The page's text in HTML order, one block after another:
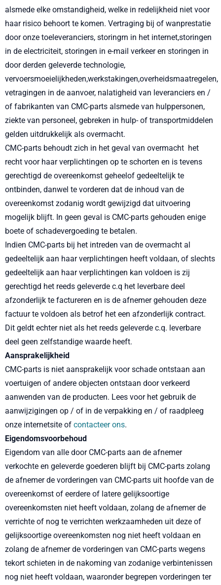
alsmede elke omstandigheid, welke in redelijkheid niet voor
haar risico behoort te komen. Vertraging bij of wanprestatie
door onze toeleveranciers, storingrn in het internet,storingen
in de electriciteit, storingen in e-mail verkeer en storingen in
door derden geleverde technologie,
vervoersmoeielijkheden,werkstakingen,overheidsmaatregelen,
vetragingen in de aanvoer, nalatigheid van leveranciers en /
of fabrikanten van CMC-parts alsmede van hulppersonen,
ziekte van personeel, gebreken in hulp- of transportmiddelen
gelden uitdrukkelijk als overmacht.
CMC-parts behoudt zich in het geval van overmacht het
recht voor haar verplichtingen op te schorten en is tevens
gerechtigd de overeenkomst geheelof gedeeltelijk te
ontbinden, danwel te vorderen dat de inhoud van de
overeenkomst zodanig wordt gewijzigd dat uitvoering
mogelijk blijft. In geen geval is CMC-parts gehouden enige
boete of schadevergoeding te betalen.
Indien CMC-parts bij het intreden van de overmacht al
gedeeltelijk aan haar verplichtingen heeft voldaan, of slechts
gedeeltelijk aan haar verplichtingen kan voldoen is zij
gerechtigd het reeds geleverde c.q het leverbare deel
afzonderlijk te factureren en is de afnemer gehouden deze
factuur te voldoen als betrof het een afzonderlijk contract.
Dit geldt echter niet als het reeds geleverde c.q. leverbare
deel geen zelfstandige waarde heeft.
Aansprakelijkheid
CMC-parts is niet aansprakelijk voor schade ontstaan aan
voertuigen of andere objecten ontstaan door verkeerd
aanwenden van de producten. Lees voor het gebruik de
aanwijzigingen op / of in de verpakking en / of raadpleeg
onze internetsite of contacteer ons.
Eigendomsvoorbehoud
Eigendom van alle door CMC-parts aan de afnemer
verkochte en geleverde goederen blijft bij CMC-parts zolang
de afnemer de vorderingen van CMC-parts uit hoofde van de
overeenkomst of eerdere of latere gelijksoortige
overeenkomsten niet heeft voldaan, zolang de afnemer de
verrichte of nog te verrichten werkzaamheden uit deze of
gelijksoortige overeenkomsten nog niet heeft voldaan en
zolang de afnemer de vorderingen van CMC-parts wegens
tekort schieten in de nakoming van zodanige verbintenissen
nog niet heeft voldaan, waaronder begrepen vorderingen ter